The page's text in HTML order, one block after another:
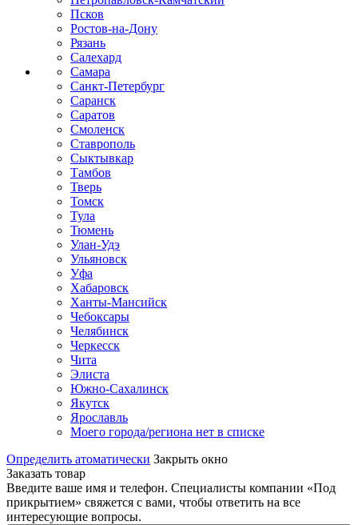
Псков
Ростов-на-Дону
Рязань
Салехард
Самара
Санкт-Петербург
Саранск
Саратов
Смоленск
Ставрополь
Сыктывкар
Тамбов
Тверь
Томск
Тула
Тюмень
Улан-Удэ
Ульяновск
Уфа
Хабаровск
Ханты-Мансийск
Чебоксары
Челябинск
Черкесск
Чита
Элиста
Южно-Сахалинск
Якутск
Ярославль
Моего города/региона нет в списке
Определить атоматически Закрыть окно
Заказать товар
Введите ваше имя и телефон. Специалисты компании «Под
прикрытием» свяжется с вами, чтобы ответить на все
интересующие вопросы.